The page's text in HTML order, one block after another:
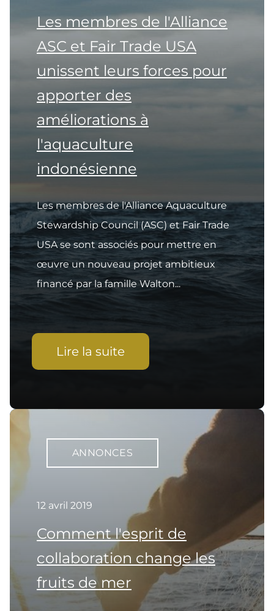
Les membres de l'Alliance
ASC et Fair Trade USA
unissent leurs forces pour
apporter des
améliorations à
l'aquaculture
indonésienne
Les membres de l'Alliance Aquaculture
Stewardship Council (ASC) et Fair Trade
USA se sont associés pour mettre en
œuvre un nouveau projet ambitieux
financé par la famille Walton...
Lire la suite
ANNONCES
12 avril 2019
Comment l'esprit de
collaboration change les
fruits de mer